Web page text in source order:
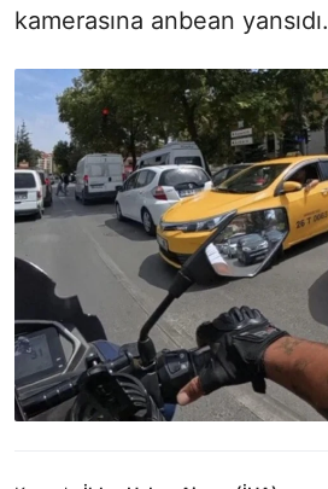
kamerasına anbean yansıdı.